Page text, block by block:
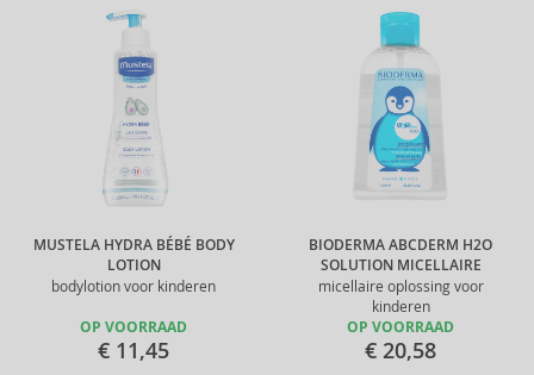
MUSTELA HYDRA BÉBÉ BODY
LOTION
bodylotion voor kinderen
OP VOORRAAD
€ 11,45
BIODERMA ABCDERM H2O
SOLUTION MICELLAIRE
micellaire oplossing voor
kinderen
OP VOORRAAD
€ 20,58